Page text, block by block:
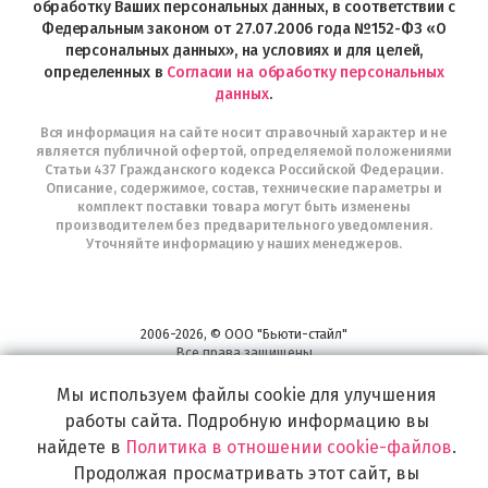
Telegram
обработку Ваших персональных данных, в соответствии с
Федеральным законом от 27.07.2006 года №152-ФЗ «О
персональных данных», на условиях и для целей,
определенных в Согласии на обработку персональных
данных.
Вся информация на сайте носит справочный характер и не
является публичной офертой, определяемой положениями
Статьи 437 Гражданского кодекса Российской Федерации.
Описание, содержимое, состав, технические параметры и
комплект поставки товара могут быть изменены
производителем без предварительного уведомления.
Уточняйте информацию у наших менеджеров.
2006-2026, © ООО "Бьюти-стайл"
Все права защищены
Широкий выбор инструментов, аксессуаров и принадлежностей для
воплощения
самых изысканных и необычных идей по созданию Вашего образа и стиля.
Мы используем файлы cookie для улучшения
работы сайта. Подробную информацию вы
найдете в Политика в отношении cookie-файлов.
Продолжая просматривать этот сайт, вы